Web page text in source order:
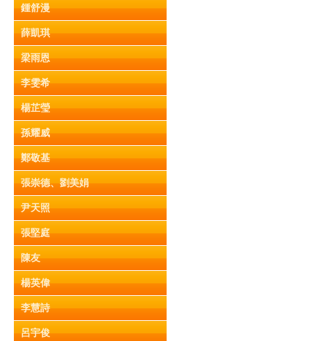
鍾舒漫
薛凱琪
梁雨恩
李雯希
楊芷瑩
孫耀威
鄭敬基
張崇德、劉美娟
尹天照
張堅庭
陳友
楊英偉
李慧詩
呂宇俊